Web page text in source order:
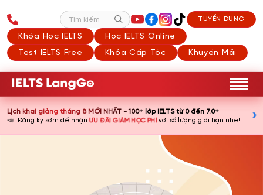
Khóa Học IELTS
Học IELTS Online
Test IELTS Free
Khóa Cấp Tốc Khuyến Mãi
Tìm kiếm
TUYỂN DỤNG
Lịch khai giảng tháng 8 MỚI NHẤT - 100+ lớp IELTS từ 0 đến 7.0+
📣 Đăng ký sớm để nhận ƯU ĐÃI GIẢM HỌC PHÍvới số lượng giới hạn nhé! ›